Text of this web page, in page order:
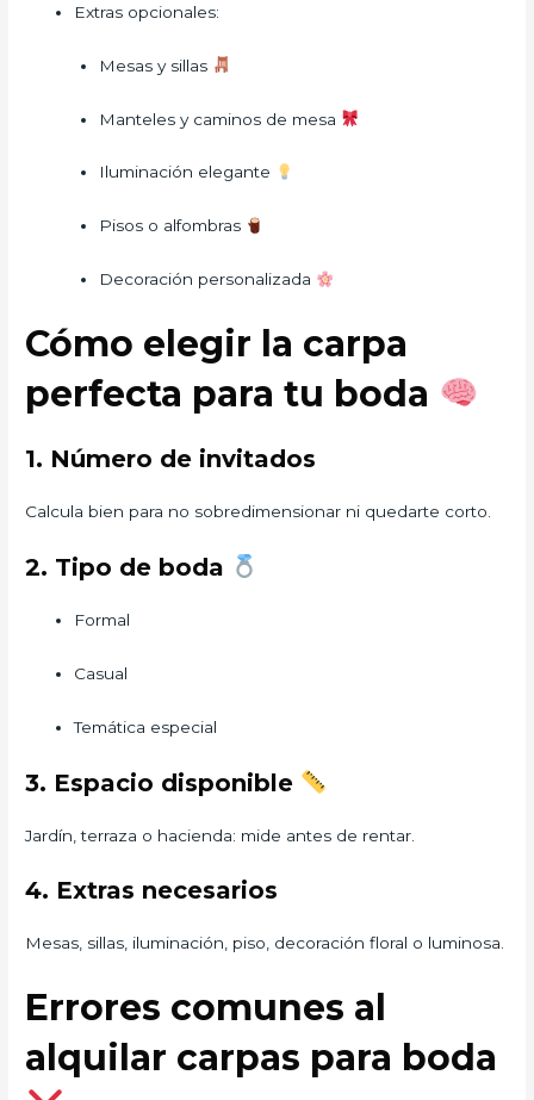
Extras opcionales:
Mesas y sillas
Manteles y caminos de mesa
Iluminación elegante
Pisos o alfombras
Decoración personalizada
Cómo elegir la carpa
perfecta para tu boda
1. Número de invitados
Calcula bien para no sobredimensionar ni quedarte corto.
2. Tipo de boda
Formal
Casual
Temática especial
3. Espacio disponible
Jardín, terraza o hacienda: mide antes de rentar.
4. Extras necesarios
Mesas, sillas, iluminación, piso, decoración floral o luminosa.
Errores comunes al
alquilar carpas para boda